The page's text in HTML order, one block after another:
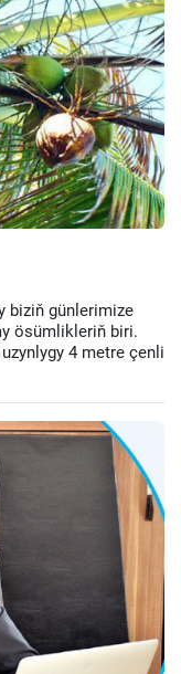
biziň günlerimize
ösümlikleriň biri.
4 metre çenli